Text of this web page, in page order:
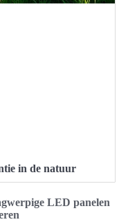
in de natuur
LED panelen